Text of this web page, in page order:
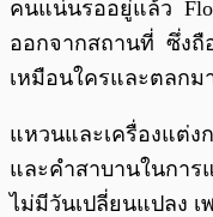
คนแน่นรออยู่แล้ว
ออกจากสถานที่ ซึ่งถื
เหมือนใครและตลกม
แหวนและเครื่องแต่ง
และคำสาบานในการ
ไม่มีวันเปลี่ยนแปลง